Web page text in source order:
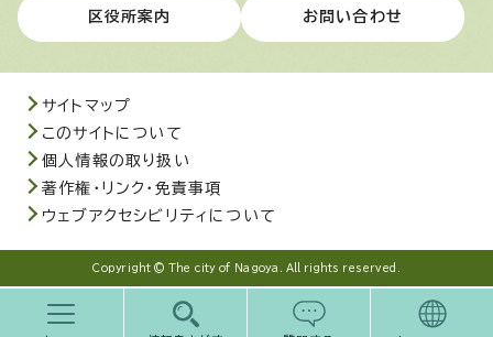
区役所案内 お問い合わせ
サイトマップ
このサイトについて
個人情報の取り扱い
著作権・リンク・免責事項
ウェブアクセシビリティについて
Copyright © The city of Nagoya. All rights reserved.